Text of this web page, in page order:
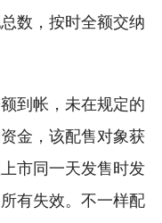
数，按时全额交纳
到帐，未在规定的
金，该配售对象获
市同一天发售时发
有失效。不一样配